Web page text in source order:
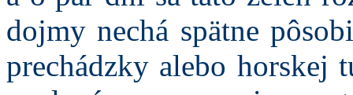
dojmy nechá spätne
prechádzky alebo